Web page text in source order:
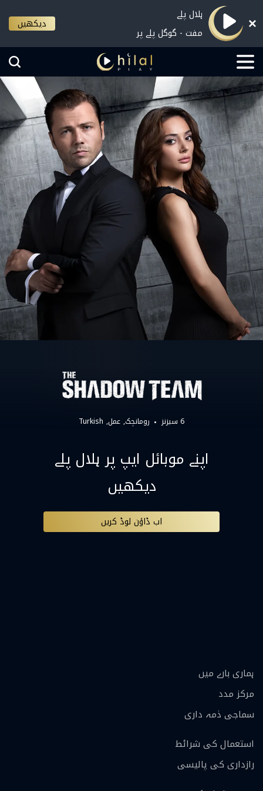
ہلال پلے
مفت - گوگل پلے پر
دیکھیں
6 سیزنز رومانچک عمل Turkish
اپنے موبائل ایپ پر ہلال پلے
دیکھیں
اب ڈاؤن لوڈ کریں
ہماری بارے ميں
مرکز مدد
سماجی ذمہ داری
استعمال کی شرائط
رازداری کی پالیسی